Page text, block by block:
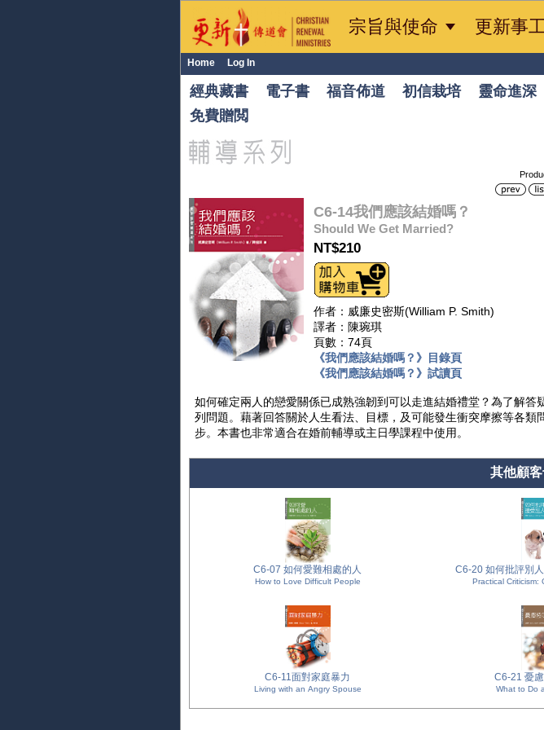
宗旨與使命  更新事
Home Log In
經典藏書 電子書 福音佈道 初信栽培 靈命進深
免費贈閲
C6-14我們應該結婚嗎？
Should We Get Married?
NT$210
作者：威廉史密斯(William P. Smith)
譯者：陳琬琪
頁數：74頁
《我們應該結婚嗎？》目錄頁
《我們應該結婚嗎？》試讀頁
如何確定兩人的戀愛關係已成熟強韌到可以走進結婚禮堂？為了解
列問題。藉著回答關於人生看法、目標，及可能發生衝突摩擦等各
步。本書也非常適合在婚前輔導或主日學課程中使用。
其他顧
C6-07 如何愛難相處的人
How to Love Difficult People
C6-20 如何批評別
C6-11面對家庭暴力
Living with an Angry Spouse
C6-21 憂
What to Do